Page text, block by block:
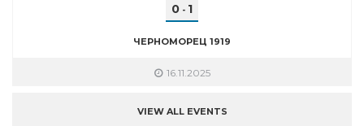
0 - 1
ЧЕРНОМОРЕЦ 1919
16.11.2025
VIEW ALL EVENTS